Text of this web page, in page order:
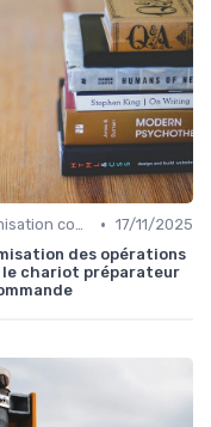
Optimisation coûts • 17/11/2025
des opérations
le chariot préparateur